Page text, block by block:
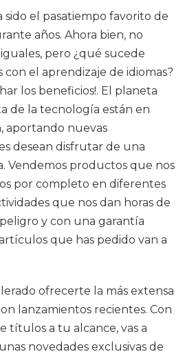
sido el pasatiempo favorito de
años. Ahora bien, no
pero ¿qué sucede
con el aprendizaje de idiomas?
los beneficios!. El planeta
de la tecnología están en
aportando nuevas
desean disfrutar de una
Vendemos productos que nos
por completo en diferentes
que nos dan horas de
y con una garantía
que has pedido van a
ofrecerte la más extensa
lanzamientos recientes. Con
títulos a tu alcance, vas a
novedades exclusivas de